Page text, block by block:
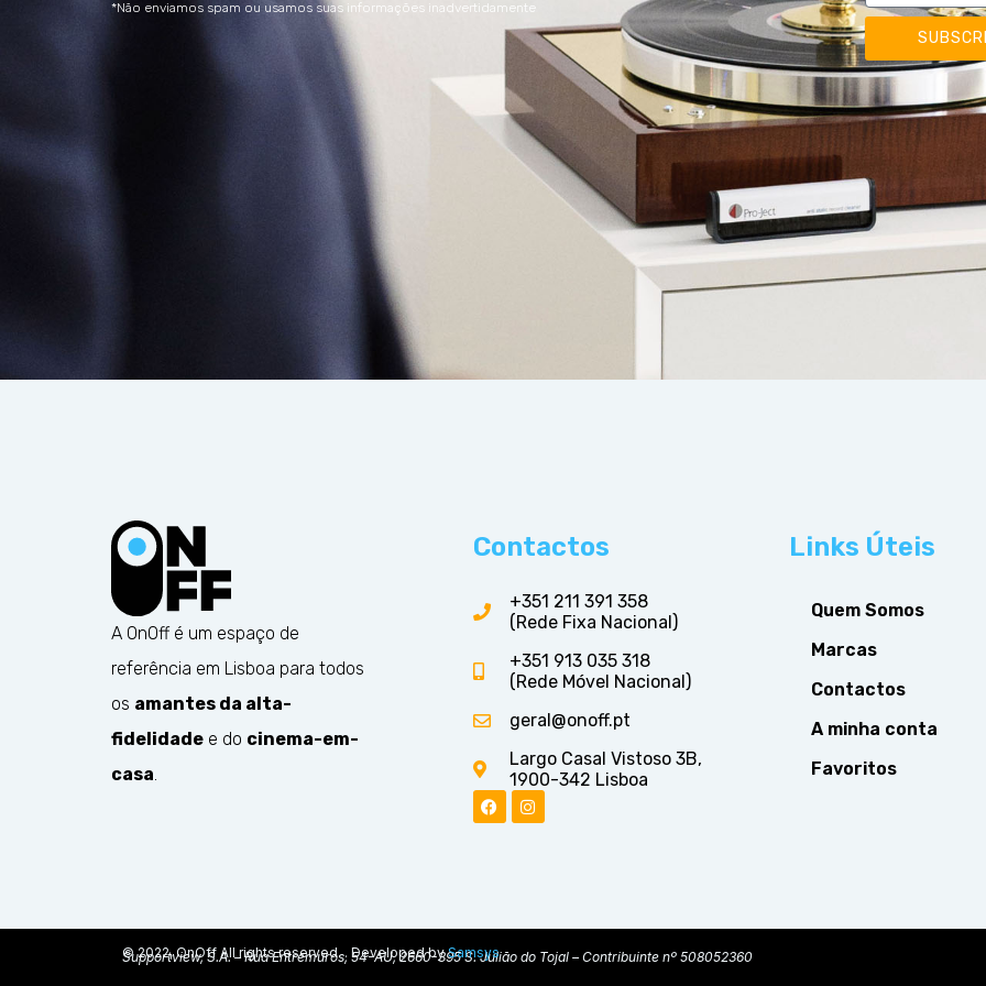
*Não enviamos spam ou usamos suas informações inadvertidamente
A OnOff é um espaço de
referência em Lisboa para todos
os amantes da alta-
fidelidadee do cinema-em-
casa
Contactos
+351 211 391 358
(Rede Fixa Nacional)
+351 913 035 318
(Rede Móvel Nacional)
geral@onoff.pt
Largo Casal Vistoso 3B,
1900-342 Lisboa
Links Úteis
Quem Somos
Marcas
Contactos
A minha conta
Favoritos
Supportview, S.A. – Rua Entremuros, 54-AU, 2660-395 S. Julião do Tojal – Contribuinte nº 508052360
© 2022, OnOff All rights reserved. . Developed bySamsys